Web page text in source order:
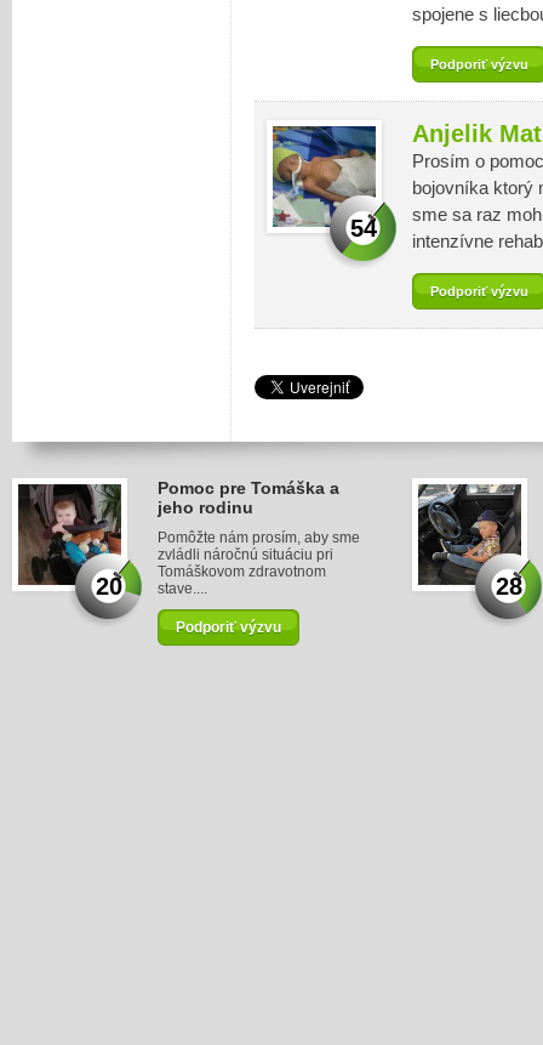
spojene s
Podporiť výzvu
54
Anjelik
Prosím o
bojovníka ktorý
sme sa raz
intenzívne
Podporiť výzvu
20
Pomoc pre Tomáška a
jeho rodinu
Pomôžte nám prosím, aby sme
zvládli náročnú situáciu pri
Tomáškovom zdravotnom
stave....
Podporiť výzvu
28